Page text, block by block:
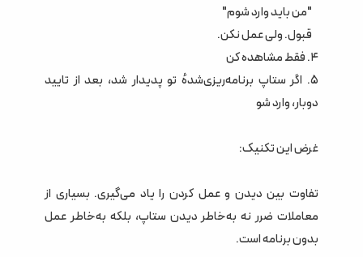
"من باید وارد شوم"
۴. فقط مشاهده کن
۵. اگر ستاپ برنامه‌ریزی‌شدهٔ تو پدیدار شد، بعد از تایید
دوبار، وارد شو
غرض این تکنیک:
تفاوت بین دیدن و عمل کردن را یاد می‌گیری. بسیاری از
معاملات ضرر نه به‌خاطر دیدن ستاپ، بلکه به‌خاطر عمل
بدون برنامه است.